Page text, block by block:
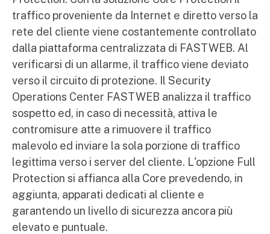
traffico proveniente da Internet e diretto verso la
rete del cliente viene costantemente controllato
dalla piattaforma centralizzata di FASTWEB. Al
verificarsi di un allarme, il traffico viene deviato
verso il circuito di protezione. Il Security
Operations Center FASTWEB analizza il traffico
sospetto ed, in caso di necessità, attiva le
contromisure atte a rimuovere il traffico
malevolo ed inviare la sola porzione di traffico
legittima verso i server del cliente. L'opzione Full
Protection si affianca alla Core prevedendo, in
aggiunta, apparati dedicati al cliente e
garantendo un livello di sicurezza ancora più
elevato e puntuale.